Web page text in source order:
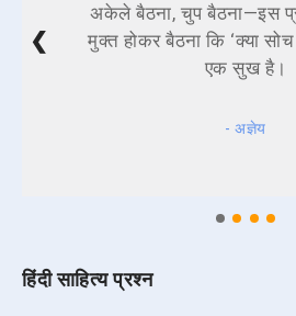
अकेले बैठना, चुप बैठना—इस
मुक्त होकर बैठना कि ‘क्या
एक सुख है।
- अज्ञेय
❮
हिंदी साहित्य प्रश्न